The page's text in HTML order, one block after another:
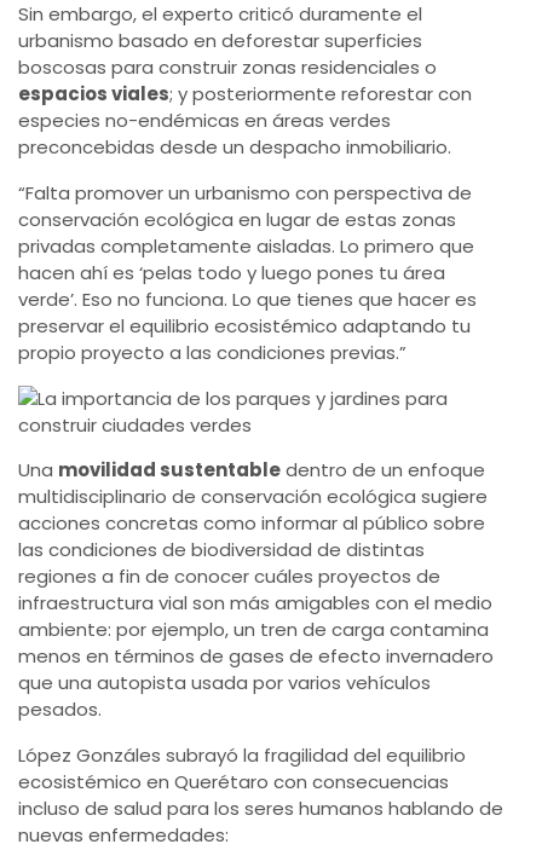
Sin embargo, el experto criticó duramente el
urbanismo basado en deforestar superficies
boscosas para construir zonas residenciales o
espacios viales; y posteriormente reforestar con
especies no-endémicas en áreas verdes
preconcebidas desde un despacho inmobiliario.
“Falta promover un urbanismo con perspectiva de
conservación ecológica en lugar de estas zonas
privadas completamente aisladas. Lo primero que
hacen ahí es ‘pelas todo y luego pones tu área
verde’. Eso no funciona. Lo que tienes que hacer es
preservar el equilibrio ecosistémico adaptando tu
propio proyecto a las condiciones previas.”
Una movilidad sustentabledentro de un enfoque
multidisciplinario de conservación ecológica sugiere
acciones concretas como informar al público sobre
las condiciones de biodiversidad de distintas
regiones a fin de conocer cuáles proyectos de
infraestructura vial son más amigables con el medio
ambiente: por ejemplo, un tren de carga contamina
menos en términos de gases de efecto invernadero
que una autopista usada por varios vehículos
pesados.
López Gonzáles subrayó la fragilidad del equilibrio
ecosistémico en Querétaro con consecuencias
incluso de salud para los seres humanos hablando de
nuevas enfermedades: